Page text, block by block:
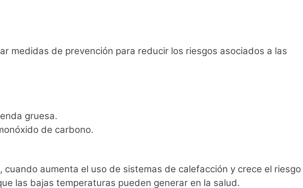
medidas de prevención para reducir los riesgos asociados a las
gruesa.
de carbono.
aumenta el uso de sistemas de calefacción y crece el riesgo
las bajas temperaturas pueden generar en la salud.